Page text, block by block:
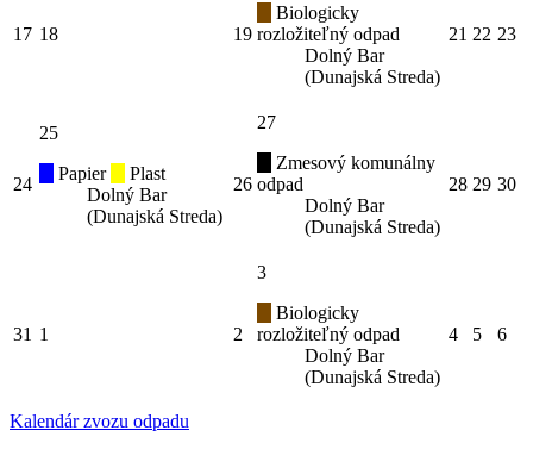
17 18 19
Biologicky
rozložiteľný odpad
Dolný Bar
(Dunajská Streda)
21 22 23
24
25
Papier
Plast
Dolný Bar
(Dunajská Streda)
26
27
Zmesový komunálny
odpad
Dolný Bar
(Dunajská Streda)
28 29 30
31 1 2
3
Biologicky
rozložiteľný odpad
Dolný Bar
(Dunajská Streda)
4 5 6
Kalendár zvozu odpadu